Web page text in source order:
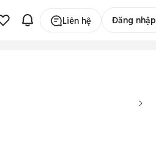
Liên hệ Đăng nhập